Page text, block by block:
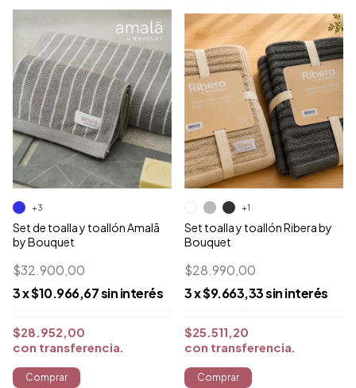
Set de toalla y toallón Amalā
by Bouquet
$32.900,00
3x$10.966,67sin interés
$28.952,00
con transferencia
+3
Comprar
Set toalla y toallón Ribera by
Bouquet
$28.990,00
3x$9.663,33sin interés
$25.511,20
con transferencia
+1
Comprar